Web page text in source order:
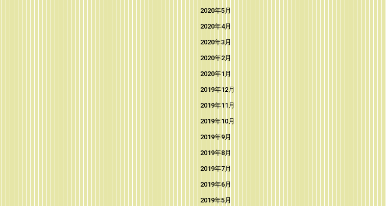
2020年5月
2020年4月
2020年3月
2020年2月
2020年1月
2019年12月
2019年11月
2019年10月
2019年9月
2019年8月
2019年7月
2019年6月
2019年5月